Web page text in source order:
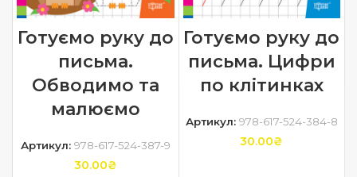
Готуємо руку до
письма.
Обводимо та
малюємо
Артикул: 978-617-524-387-9
30.00₴
Готуємо руку до
письма. Цифри
по клітинках
Артикул: 978-617-524-384-8
30.00₴